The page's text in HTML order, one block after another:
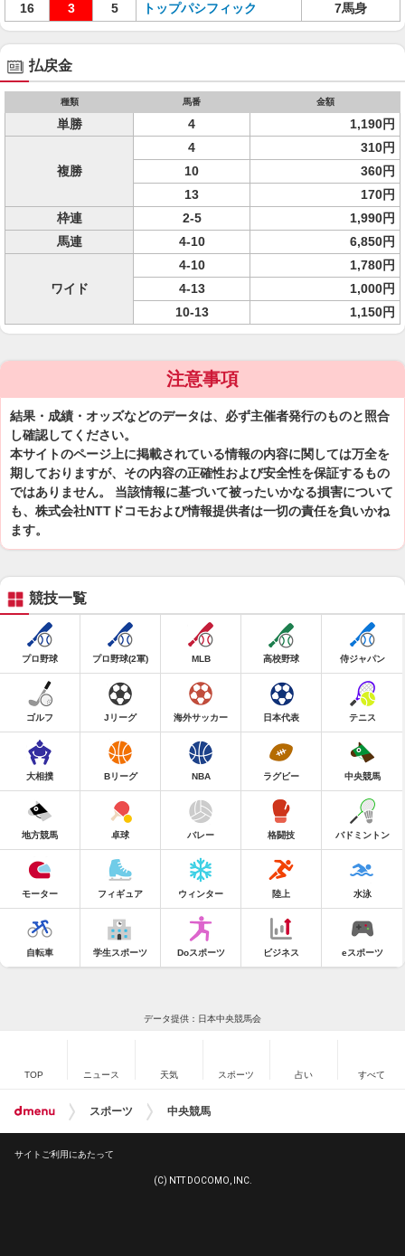
16
3 5 トップパシフィック 7馬身
払戻金
種類 馬番 金額
単勝 4 1,190円
複勝
4
310円
10
360円
13
170円
枠連
2-5
1,990円
馬連
4-10 6,850円
ワイド
4-10
1,780円
4-13
1,000円
10-13
1,150円
注意事項
結果・成績・オッズなどのデータは、必ず主催者発行のものと照合
し確認してください。
本サイトのページ上に掲載されている情報の内容に関しては万全を
期しておりますが、その内容の正確性および安全性を保証するもの
ではありません。 当該情報に基づいて被ったいかなる損害について
も、株式会社NTTドコモおよび情報提供者は一切の責任を負いかね
ます。
競技一覧
プロ野球 プロ野球(2軍) MLB 高校野球 侍ジャパン
ゴルフ Jリーグ 海外サッカー 日本代表 テニス
大相撲 Bリーグ NBA ラグビー 中央競馬
地方競馬 卓球 バレー 格闘技 バドミントン
モーター フィギュア ウィンター 陸上 水泳
自転車 学生スポーツ Doスポーツ ビジネス eスポーツ
データ提供：日本中央競馬会
TOP ニュース 天気 スポーツ 占い すべて
スポーツ 中央競馬
サイトご利用にあたって
(C) NTT DOCOMO, INC.